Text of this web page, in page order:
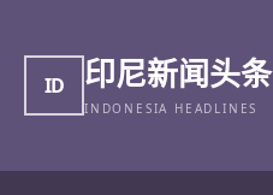
ID 印尼新闻头条
INDONESIA HEADLINES